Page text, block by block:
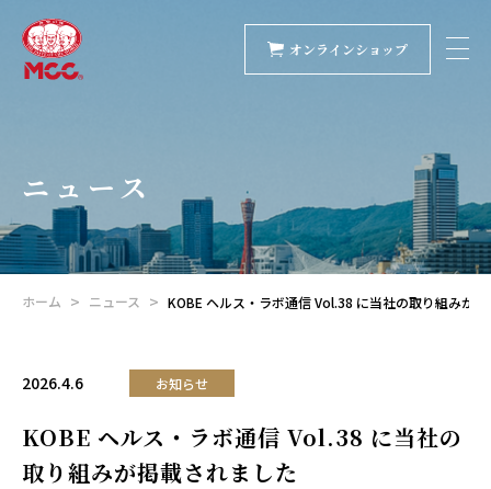
オンラインショップ
ニュース
ホーム ニュース KOBE ヘルス・ラボ通信 Vol.38 に当社の取り組みが
2026.4.6 お知らせ
KOBE ヘルス・ラボ通信 Vol.38 に当社の
取り組みが掲載されました